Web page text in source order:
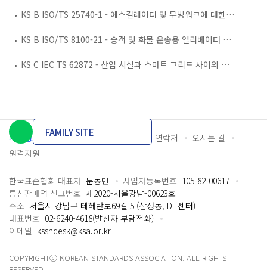
KS B ISO/TS 25740-1 - 에스컬레이터 및 무빙워크에 대한 안전요건 — 제1부: 세계공통 필수 안전요건(GESRs)
KS B ISO/TS 8100-21 - 승객 및 화물 운송용 엘리베이터 —제21부: 세계공통 필수안전요건(GESRs)을 충족하는 세계공통 안전 파라미터(GSPs)
KS C IEC TS 62872 - 산업 시설과 스마트 그리드 사이의 산업 공정 측정, 제어 및 자동화 시스템 인터페이스
개인정보처리방침 이용약관 담당자 연락처
오시는 길
원격지원
FAMILY SITE
한국표준협회 대표자 문동민 사업자등록번호 105-82-00617
통신판매업 신고번호 제2020-서울강남-00623호
주소 서울시 강남구 테헤란로69길 5 (삼성동, DT센터)
대표번호 02-6240-4618(발신자 부담전화)
이메일 kssndesk@ksa.or.kr
COPYRIGHTⓒ KOREAN STANDARDS ASSOCIATION. ALL RIGHTS